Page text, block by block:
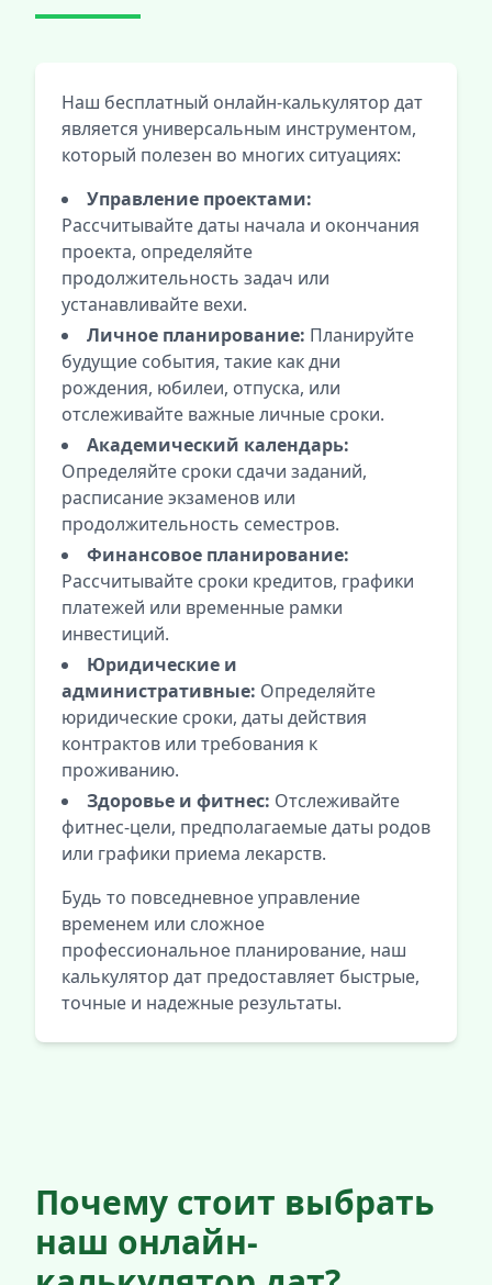
Наш бесплатный онлайн-калькулятор дат
является универсальным инструментом,
который полезен во многих ситуациях:
Управление проектами:
Рассчитывайте даты начала и окончания
проекта, определяйте
продолжительность задач или
устанавливайте вехи.
Личное планирование: Планируйте
будущие события, такие как дни
рождения, юбилеи, отпуска, или
отслеживайте важные личные сроки.
Академический календарь:
Определяйте сроки сдачи заданий,
расписание экзаменов или
продолжительность семестров.
Финансовое планирование:
Рассчитывайте сроки кредитов, графики
платежей или временные рамки
инвестиций.
Юридические и
административные: Определяйте
юридические сроки, даты действия
контрактов или требования к
проживанию.
Здоровье и фитнес: Отслеживайте
фитнес-цели, предполагаемые даты родов
или графики приема лекарств.
Будь то повседневное управление
временем или сложное
профессиональное планирование, наш
калькулятор дат предоставляет быстрые,
точные и надежные результаты.
Почему стоит выбрать
наш онлайн-